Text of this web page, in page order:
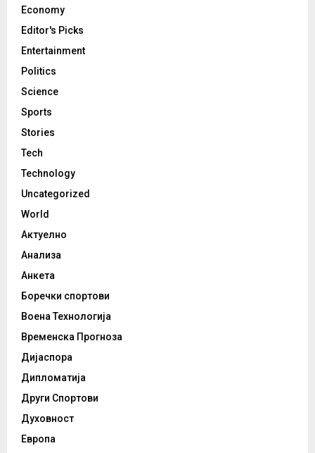
Economy
Editor's Picks
Entertainment
Politics
Science
Sports
Stories
Tech
Technology
Uncategorized
World
Актуелно
Анализа
Анкета
Боречки спортови
Воена Технологија
Временска Прогноза
Дијаспора
Дипломатија
Други Спортови
Духовност
Европа